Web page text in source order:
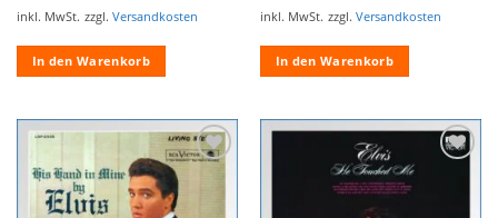
inkl. MwSt. zzgl. Versandkosten
In den Warenkorb
inkl. MwSt. zzgl. Versandkosten
In den Warenkorb
Wunschliste
hinzufügen
Wunschliste